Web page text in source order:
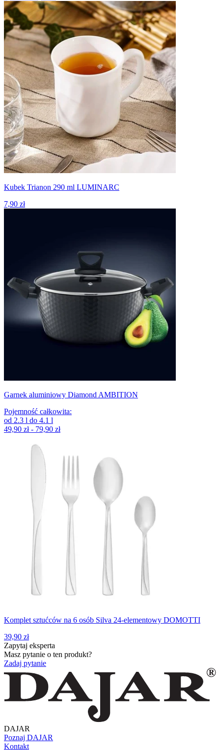
Kubek Trianon 290 ml LUMINARC
7,90 zł
Garnek aluminiowy Diamond AMBITION
Pojemność całkowita:
od 2.3 l do 4.1 l
49,90 zł - 79,90 zł
Komplet sztućców na 6 osób Silva 24-elementowy DOMOTTI
39,90 zł
Zapytaj eksperta
Masz pytanie o ten produkt?
Zadaj pytanie
DAJAR
Poznaj DAJAR
Kontakt